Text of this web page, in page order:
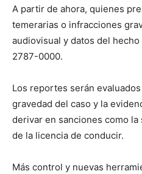
A partir de ahora, quienes
temerarias o infracciones
audiovisual y datos del
2787-0000.
Los reportes serán
gravedad del caso y la
derivar en sanciones como
de la licencia de conducir.
Más control y nuevas